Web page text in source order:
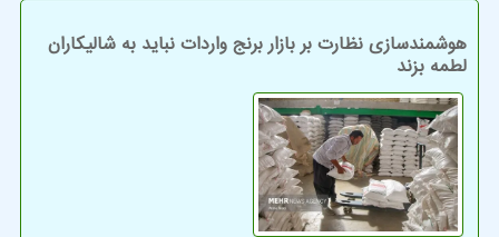
هوشمندسازی نظارت بر بازار برنج واردات نباید به شالیکاران
لطمه بزند